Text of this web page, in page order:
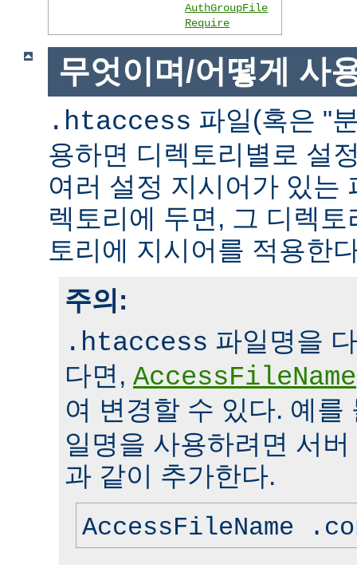
AuthGroupFile
Require
무엇이며/어떻게 사
.htaccess 파일(혹은 "
용하면 디렉토리별로 설
여러 설정 지시어가 있는
렉토리에 두면, 그 디렉
토리에 지시어를 적용한
주의:
.htaccess 파일명을
다면, AccessFileName
여 변경할 수 있다. 예
일명을 사용하려면 서
과 같이 추가한다.
AccessFileName